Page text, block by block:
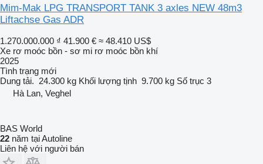
Mim-Mak LPG TRANSPORT TANK 3 axles NEW 48m3
Liftachse Gas ADR
1.270.000.000 ₫ 41.900 € ≈ 48.410 US$
Xe rơ moóc bồn - sơ mi rơ moóc bồn khí
2025
Tình trạng mới
Dung tải. 24.300 kg Khối lượng tịnh 9.700 kg Số trục 3
Hà Lan, Veghel
BAS World
22 năm tại Autoline
Liên hệ với người bán